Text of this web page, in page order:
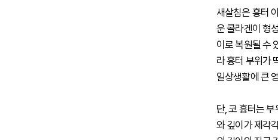
새살침은 흉터
운 콜라겐이 형
이로 복원될 수
라 흉터 부위가
일상생활에 큰
단, 코 흉터는
와 깊이가 제각